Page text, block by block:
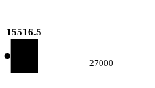
15516.5
27000